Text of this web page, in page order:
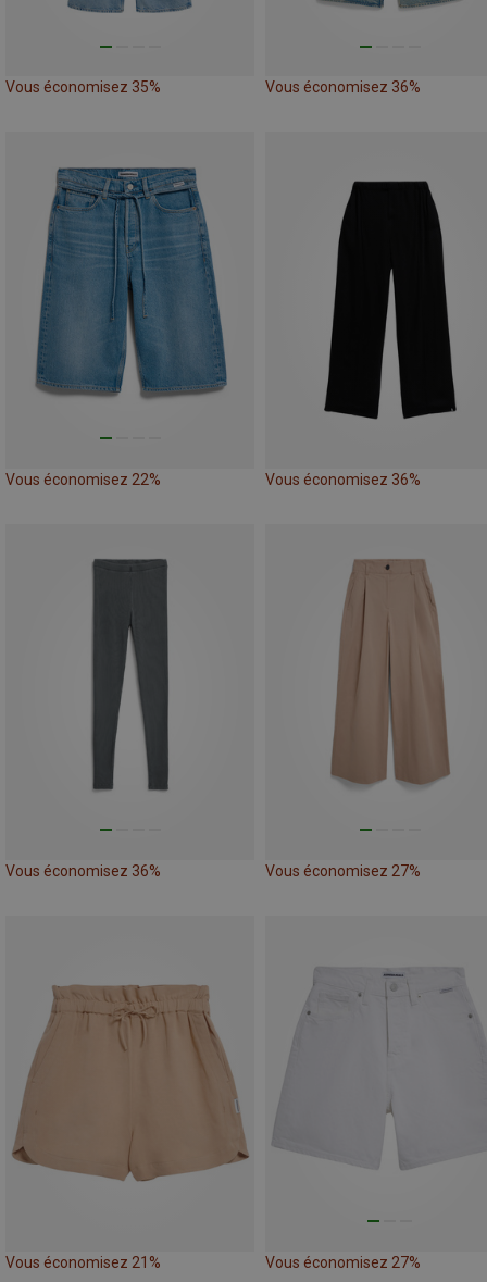
Vous économisez 35% Vous économisez 36%
Vous économisez 22% Vous économisez 36%
Vous économisez 36% Vous économisez 27%
Vous économisez 21% Vous économisez 27%